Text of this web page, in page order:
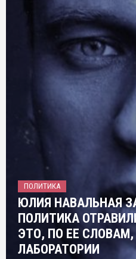
ПОЛИТИКА
ЮЛИЯ НАВАЛЬНАЯ
ПОЛИТИКА
ЭТО, ПО ЕЕ
ЛАБОРАТОРИИ